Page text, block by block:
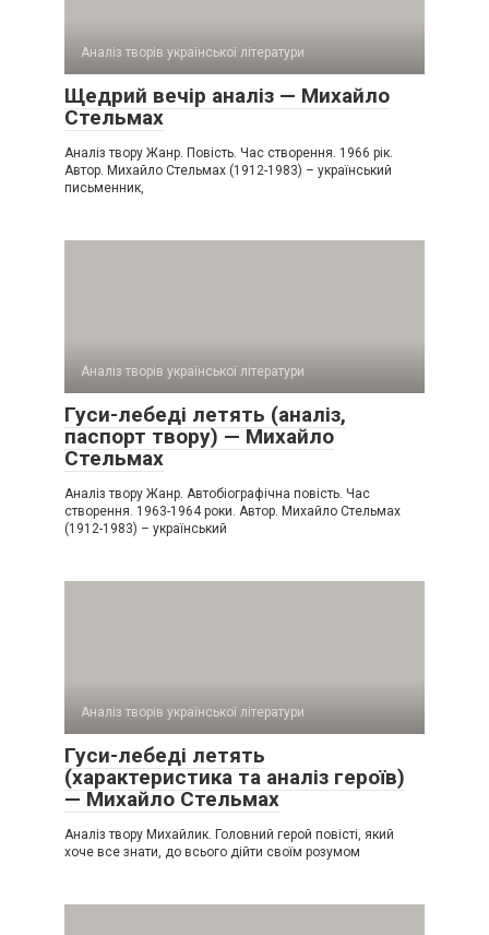
Аналіз творів української літератури
Щедрий вечір аналіз — Михайло
Стельмах
Аналіз твору Жанр. Повість. Час створення. 1966 рік.
Автор. Михайло Стельмах (1912-1983) – український
письменник,
Аналіз творів української літератури
Гуси-лебеді летять (аналіз,
паспорт твору) — Михайло
Стельмах
Аналіз твору Жанр. Автобіографічна повість. Час
створення. 1963-1964 роки. Автор. Михайло Стельмах
(1912-1983) – український
Аналіз творів української літератури
Гуси-лебеді летять
(характеристика та аналіз героїв)
— Михайло Стельмах
Аналіз твору Михайлик. Головний герой повісті, який
хоче все знати, до всього дійти своїм розумом